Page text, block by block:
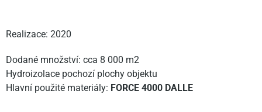
Realizace: 2020
Dodané množství: cca 8 000 m2
Hydroizolace pochozí plochy objektu
Hlavní použité materiály: FORCE 4000 DALLE